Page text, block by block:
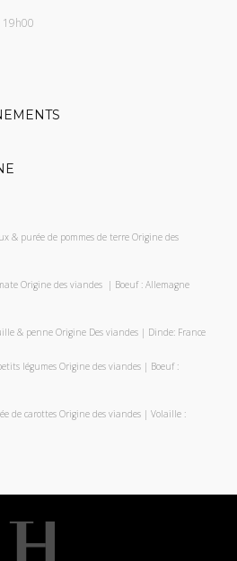
19h00
& purée de pommes de terre Origine des
Origine des viandes | Boeuf : Allemagne
& penne Origine Des viandes | Dinde: France
légumes Origine des viandes | Boeuf :
de carottes Origine des viandes | Volaille :